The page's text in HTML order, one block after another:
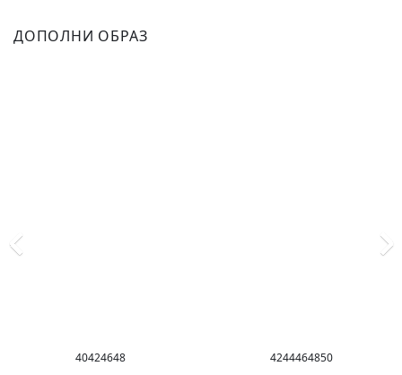
ДОПОЛНИ ОБРАЗ
40424648 4244464850